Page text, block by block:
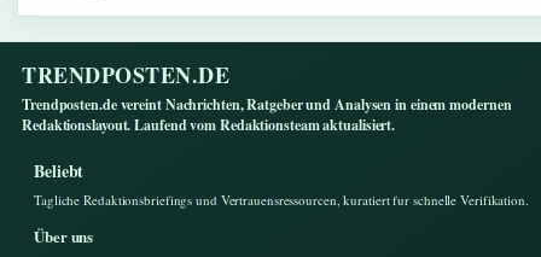
TRENDPOSTEN.DE
Trendposten.de vereint Nachrichten, Ratgeber und Analysen in einem modernen
Redaktionslayout. Laufend vom Redaktionsteam aktualisiert.
Beliebt
Tagliche Redaktionsbriefings und Vertrauensressourcen, kuratiert fur schnelle Verifikation.
Über uns